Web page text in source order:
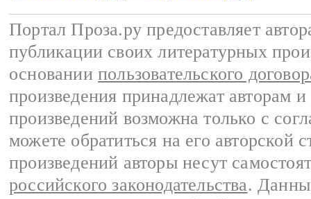
Портал Проза.ру предоставляет
публикации своих литературных
основании пользовательского
произведения принадлежат авторам
произведений возможна только с
можете обратиться на его авторской
произведений авторы несут
российского законодательства.